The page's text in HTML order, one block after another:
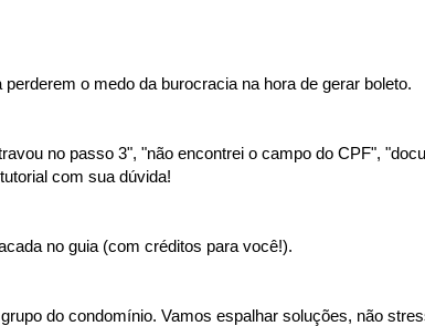
o medo da burocracia na hora de gerar boleto.
no passo 3", "não encontrei o campo do CPF",
com sua dúvida!
no guia (com créditos para você!).
do condomínio. Vamos espalhar soluções, não